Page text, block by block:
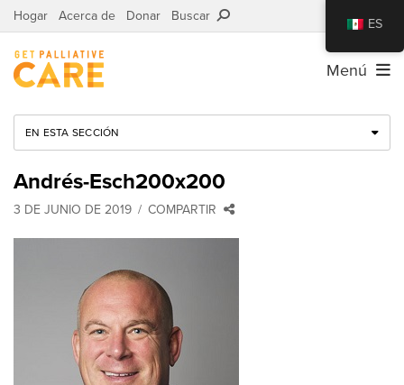
Hogar Acerca de Donar Buscar
Menú
EN ESTA SECCIÓN
Andrés-Esch200x200
3 DE JUNIO DE 2019 COMPARTIR
ES